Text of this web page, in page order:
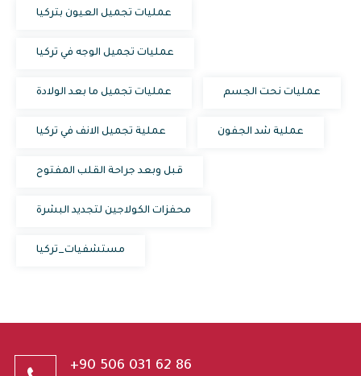
عمليات تجميل العيون بتركيا
عمليات تجميل الوجه في تركيا
عمليات تجميل ما بعد الولادة عمليات نحت الجسم
عملية تجميل الانف في تركيا عملية شد الجفون
قبل وبعد جراحة القلب المفتوح
محفزات الكولاجين لتجديد البشرة
مستشفيات_تركيا
+90 506 031 62 86